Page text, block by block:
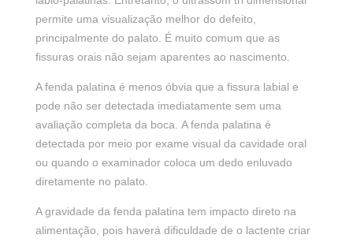
permite uma visualização melhor do defeito,
principalmente do palato. É muito comum que as
fissuras orais não sejam aparentes ao nascimento.
A fenda palatina é menos óbvia que a fissura labial e
pode não ser detectada imediatamente sem uma
avaliação completa da boca. A fenda palatina é
detectada por meio por exame visual da cavidade oral
ou quando o examinador coloca um dedo enluvado
diretamente no palato.
A gravidade da fenda palatina tem impacto direto na
alimentação, pois haverá dificuldade de o lactente criar